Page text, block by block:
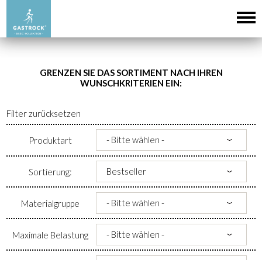
GRENZEN SIE DAS SORTIMENT NACH IHREN
WUNSCHKRITERIEN EIN:
Filter zurücksetzen
Produktart
Sortierung:
Materialgruppe
Maximale Belastung